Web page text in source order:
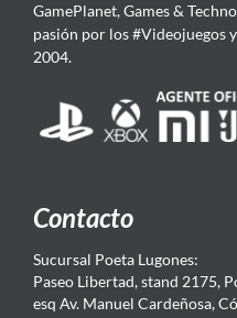
GamePlanet, Games &
pasión por los #Videojuegos
2004.
Contacto
Sucursal Poeta Lugones:
Paseo Libertad, stand 2175,
esq Av. Manuel Cardeñosa,